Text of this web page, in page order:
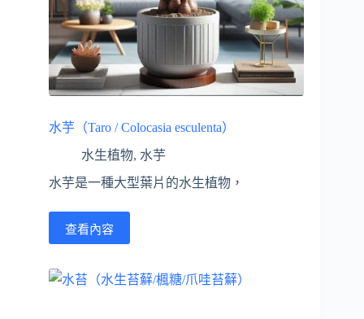
水芋（Taro / Colocasia esculenta）
水生植物, 水芋
水芋是一種大型葉片的水生植物，
查看內容